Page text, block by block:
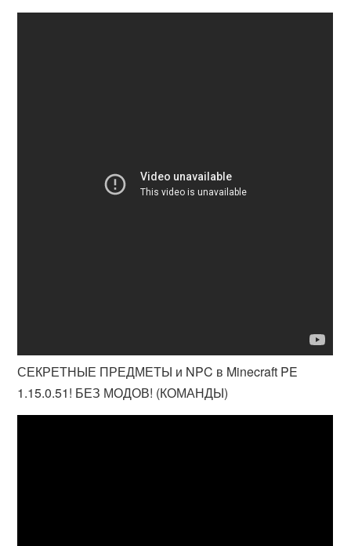
СЕКРЕТНЫЕ ПРЕДМЕТЫ и NPC в Minecraft PE
1.15.0.51! БЕЗ МОДОВ! (КОМАНДЫ)